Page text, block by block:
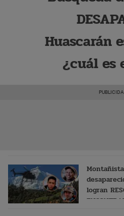
Huascarán
¿cuál es
logran